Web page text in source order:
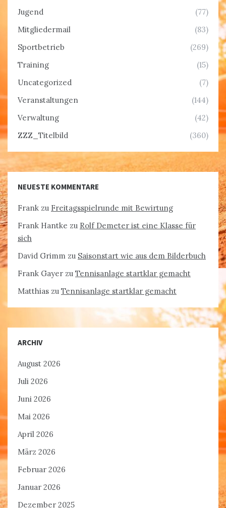
Jugend
(77)
Mitgliedermail
(83)
Sportbetrieb
(269)
Training
(15)
Uncategorized
(7)
Veranstaltungen
(144)
Verwaltung
(42)
ZZZ_Titelbild
(360)
NEUESTE KOMMENTARE
Frank zu Freitagsspielrunde mit Bewirtung
Frank Hantke zu Rolf Demeter ist eine Klasse für
sich
David Grimm zu Saisonstart wie aus dem Bilderbuch
Frank Gayer zu Tennisanlage startklar gemacht
Matthias zu Tennisanlage startklar gemacht
ARCHIV
August 2026
Juli 2026
Juni 2026
Mai 2026
April 2026
März 2026
Februar 2026
Januar 2026
Dezember 2025